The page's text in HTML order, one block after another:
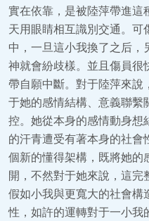
實在依靠，是被陸萍帶進這
天用眼睛相互識別交通。可
中，一旦這小我換了之后，
神就會紛歧樣。並且傷員很
帶自願中斷。對于陸萍來說
于她的感情結構、意義聯繫
控。她從本身的感情動身想
的汗青遭受有著本身的社會
個新的懂得架構，既將她的
開，不然對于她來說，這完
假如小我與更寬大的社會構
性，如許的運轉對于一小我